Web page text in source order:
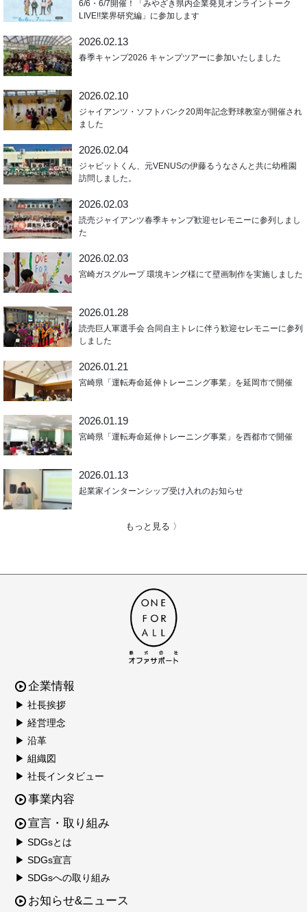
6/6・6/7開催！「みやざき県内企業発見オンライントーク
LIVE!!業界研究編」に参加します
2026.02.13
春季キャンプ2026 キャンプツアーに参加いたしました
2026.02.10
ジャイアンツ・ソフトバンク20周年記念野球教室が開催され
ました
2026.02.04
ジャビットくん、元VENUSの伊藤るうなさんと共に幼稚園
訪問しました。
2026.02.03
読売ジャイアンツ春季キャンプ歓迎セレモニーに参列しまし
た
2026.02.03
宮崎ガスグループ 環境キング様にて壁画制作を実施しました
2026.01.28
読売巨人軍選手会 合同自主トレに伴う歓迎セレモニーに参列
しました
2026.01.21
宮崎県「運転寿命延伸トレーニング事業」を延岡市で開催
2026.01.19
宮崎県「運転寿命延伸トレーニング事業」を西都市で開催
2026.01.13
起業家インターンシップ受け入れのお知らせ
もっと見る 〉
企業情報
▶ 社長挨拶
▶ 経営理念
▶ 沿革
▶ 組織図
▶ 社長インタビュー
事業内容
宣言・取り組み
▶ SDGsとは
▶ SDGs宣言
▶ SDGsへの取り組み
お知らせ&ニュース